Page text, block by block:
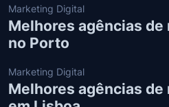
Marketing Digital
Melhores agências
no Porto
Marketing Digital
Melhores agências